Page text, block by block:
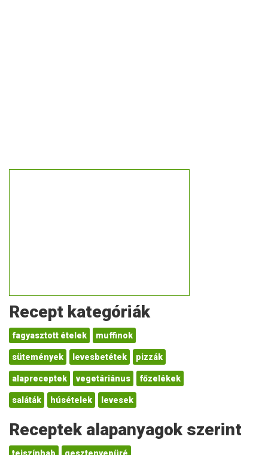
Recept kategóriák
fagyasztott ételek muffinok
sütemények levesbetétek pizzák
alapreceptek vegetáriánus főzelékek
saláták húsételek levesek
Receptek alapanyagok szerint